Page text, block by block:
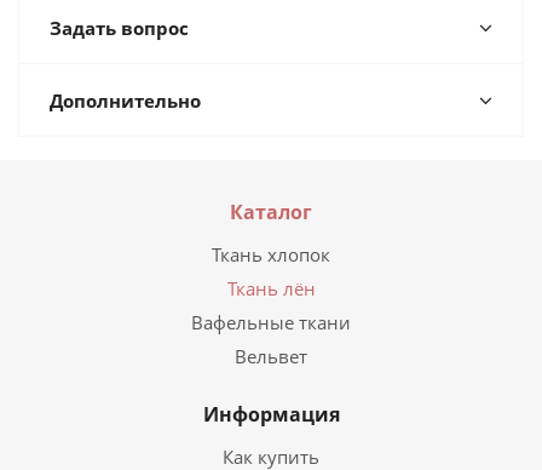
Задать вопрос
Дополнительно
Каталог
Ткань хлопок
Ткань лён
Вафельные ткани
Вельвет
Информация
Как купить